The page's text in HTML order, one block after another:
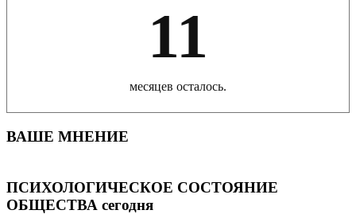
11
месяцев осталось.
ВАШЕ МНЕНИЕ
ПСИХОЛОГИЧЕСКОЕ СОСТОЯНИЕ
ОБЩЕСТВА сегодня